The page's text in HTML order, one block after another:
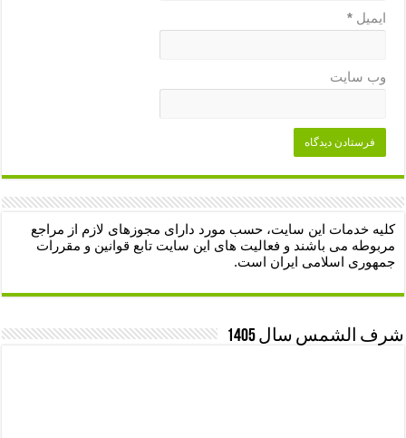
ایمیل*
وب‌ سایت
کلیه خدمات این سایت، حسب مورد دارای مجوزهای لازم از مراجع
مربوطه می باشند و فعالیت های این سایت تابع قوانین و مقررات
جمهوری اسلامی ایران است.
شرف الشمس سال 1405